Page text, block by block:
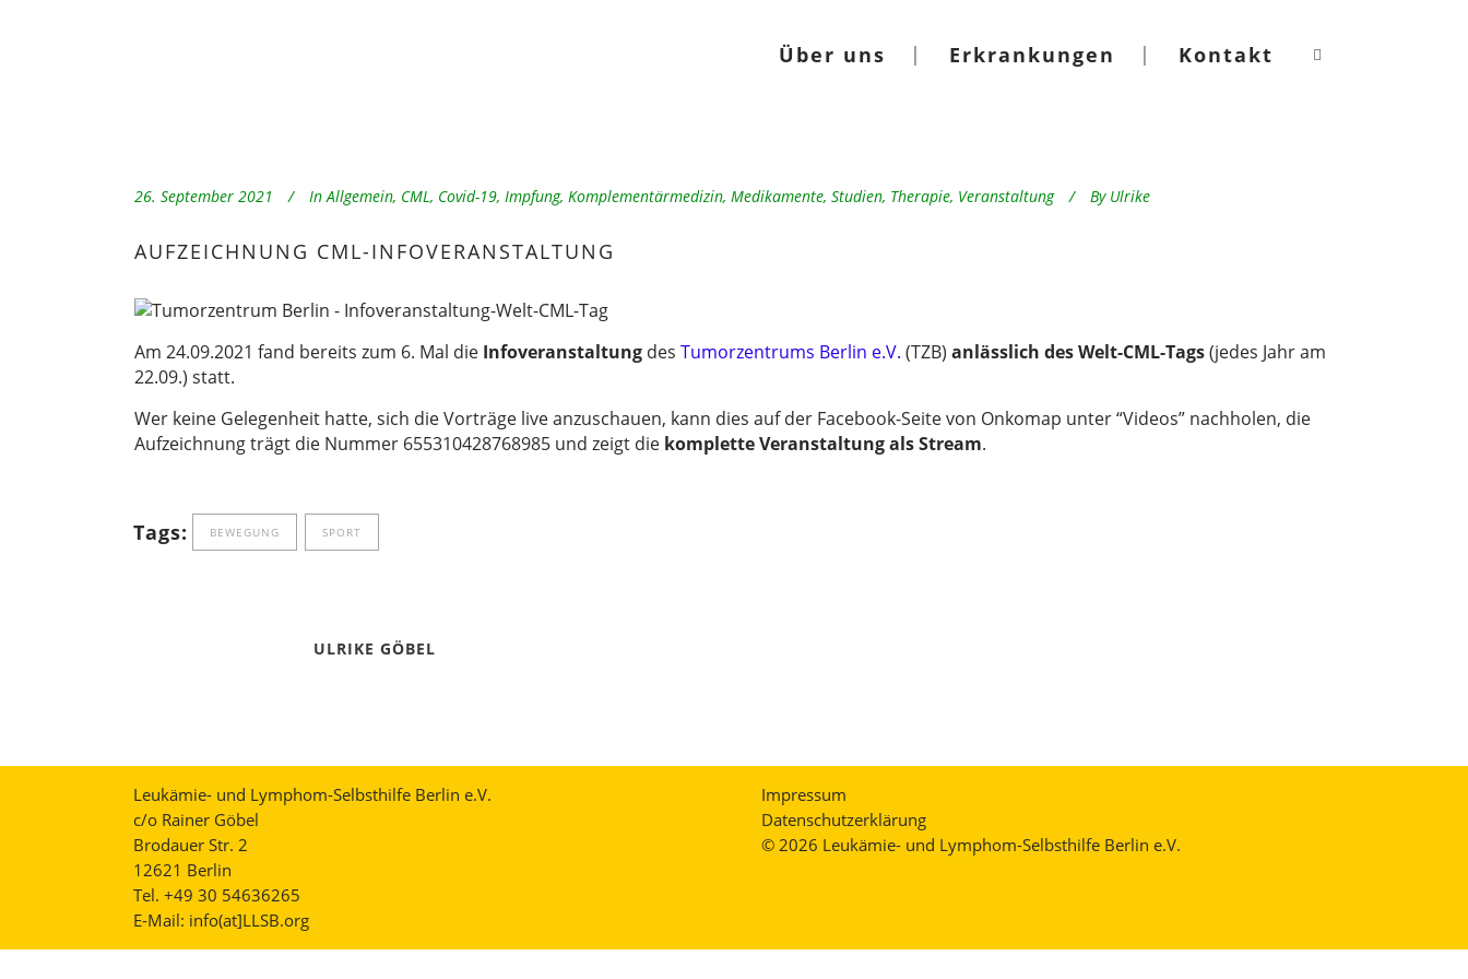
Über uns Erkrankungen Kontakt
26. September 2021 In Allgemein, CML, Covid-19, Impfung, Komplementärmedizin, Medikamente, Studien, Therapie, Veranstaltung By Ulrike
AUFZEICHNUNG CML-INFOVERANSTALTUNG
Am 24.09.2021 fand bereits zum 6. Mal die Infoveranstaltung des Tumorzentrums Berlin e.V. (TZB) anlässlich des Welt-CML-Tags(jedes Jahr am
22.09.) statt.
Wer keine Gelegenheit hatte, sich die Vorträge live anzuschauen, kann dies auf der Facebook-Seite von Onkomap unter “Videos” nachholen, die
Aufzeichnung trägt die Nummer 655310428768985 und zeigt die komplette Veranstaltung als Stream.
Tags: BEWEGUNG SPORT
ULRIKE GÖBEL
Leukämie- und Lymphom-Selbsthilfe Berlin e.V.
c/o Rainer Göbel
Brodauer Str. 2
12621 Berlin
Tel. +49 30 54636265
E-Mail: info(at]LLSB.org
Impressum
Datenschutzerklärung
© 2026 Leukämie- und Lymphom-Selbsthilfe Berlin e.V.